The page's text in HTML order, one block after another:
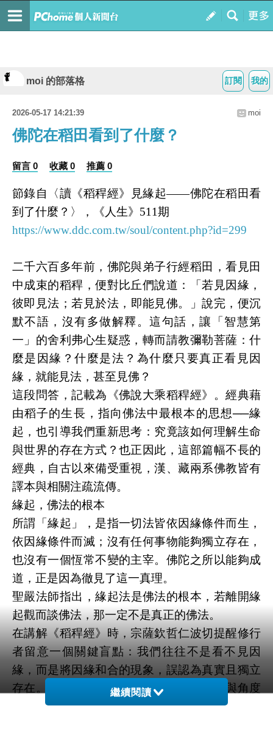
我的
訂閱
moi 的部落格
2026-05-17 14:21:39 moi
佛陀在稻田看到了什麼？
留言 0 收藏 0 推薦 0
節錄自〈讀《稻稈經》見緣起——佛陀在稻田看
到了什麼？〉，《人生》 511期
https://www.ddc.com.tw/soul/content.php?id=299
二千六百多年前，佛陀與弟子行經稻田，看見田
中成束的稻稈，便對比丘們說道：「若見因緣，
彼即見法；若見於法，即能見佛。」說完，便沉
默不語，沒有多做解釋。這句話，讓「智慧第
一」的舍利弗心生疑惑，轉而請教彌勒菩薩：什
麼是因緣？什麼是法？為什麼只要真正看見因
緣，就能見法，甚至見佛？
這段問答，記載為《佛說大乘稻稈經》。經典藉
由稻子的生長，指向佛法中最根本的思想──緣
起，也引導我們重新思考：究竟該如何理解生命
與世界的存在方式？也正因此，這部篇幅不長的
經典，自古以來備受重視，漢、藏兩系佛教皆有
譯本與相關注疏流傳。
緣起，佛法的根本
所謂「緣起」，是指一切法皆依因緣條件而生，
依因緣條件而滅；沒有任何事物能夠獨立存在，
也沒有一個恆常不變的主宰。佛陀之所以能夠成
道，正是因為徹見了這一真理。
聖嚴法師指出，緣起法是佛法的根本，若離開緣
起觀而談佛法，那一定不是真正的佛法。
在講解《稻稈經》時，宗薩欽哲仁波切提醒修行
者留意一個關鍵盲點： 我們往往不是看不見因
緣，而是將因緣和合的現象，誤認為真實且獨立
存在。
他以彩虹為喻指出，當水氣、陽光與角度
因緣具足時，彩虹清楚顯現；我們欣賞它，卻不
繼續閱讀